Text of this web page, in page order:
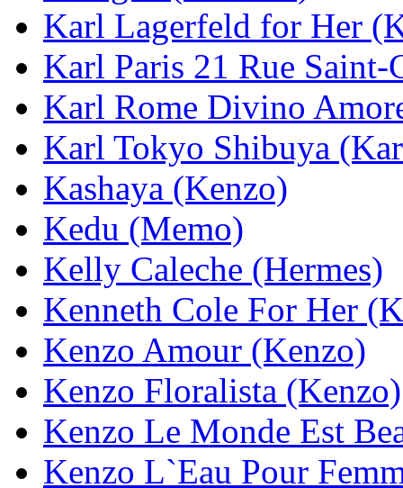
Karl Lagerfeld for Her
Karl Paris 21 Rue
Karl Rome Divino
Karl Tokyo Shibuya
Kashaya (Kenzo)
Kedu (Memo)
Kelly Caleche (Hermes)
Kenneth Cole For Her
Kenzo Amour (Kenzo)
Kenzo Floralista (Kenzo)
Kenzo Le Monde Est
Kenzo L`Eau Pour